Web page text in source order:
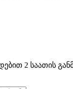
2 საათის